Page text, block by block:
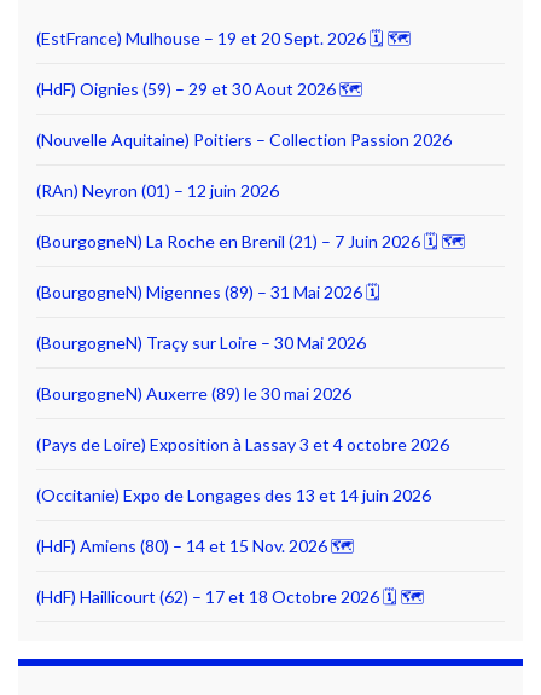
(EstFrance) Mulhouse – 19 et 20 Sept. 2026 🗓 🗺
(HdF) Oignies (59) – 29 et 30 Aout 2026 🗺
(Nouvelle Aquitaine) Poitiers – Collection Passion 2026
(RAn) Neyron (01) – 12 juin 2026
(BourgogneN) La Roche en Brenil (21) – 7 Juin 2026 🗓 🗺
(BourgogneN) Migennes (89) – 31 Mai 2026 🗓
(BourgogneN) Traçy sur Loire – 30 Mai 2026
(BourgogneN) Auxerre (89) le 30 mai 2026
(Pays de Loire) Exposition à Lassay 3 et 4 octobre 2026
(Occitanie) Expo de Longages des 13 et 14 juin 2026
(HdF) Amiens (80) – 14 et 15 Nov. 2026 🗺
(HdF) Haillicourt (62) – 17 et 18 Octobre 2026 🗓 🗺